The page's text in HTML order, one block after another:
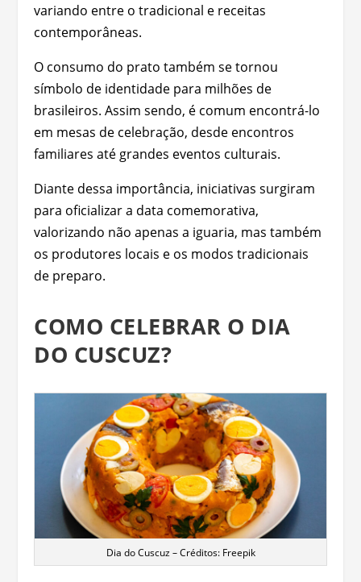
variando entre o tradicional e receitas
contemporâneas.
O consumo do prato também se tornou
símbolo de identidade para milhões de
brasileiros. Assim sendo, é comum encontrá-lo
em mesas de celebração, desde encontros
familiares até grandes eventos culturais.
Diante dessa importância, iniciativas surgiram
para oficializar a data comemorativa,
valorizando não apenas a iguaria, mas também
os produtores locais e os modos tradicionais
de preparo.
COMO CELEBRAR O DIA
DO CUSCUZ?
Dia do Cuscuz – Créditos: Freepik